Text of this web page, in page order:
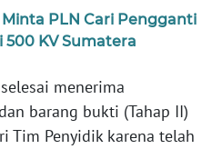
PLN Cari Pengganti
500 KV Sumatera
menerima
barang bukti (Tahap II)
Tim Penyidik karena telah